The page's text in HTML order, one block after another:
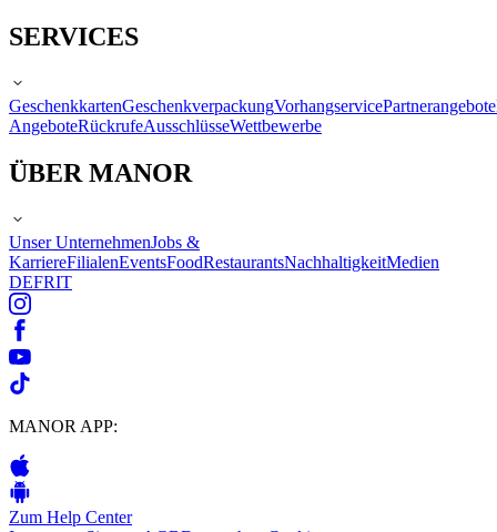
SERVICES
GeschenkkartenGeschenkverpackungVorhangservicePartnerangebote
AngeboteRückrufeAusschlüsseWettbewerbe
ÜBER MANOR
Unser UnternehmenJobs &
KarriereFilialenEventsFoodRestaurantsNachhaltigkeitMedien
DEFRIT
MANOR APP:
Zum Help Center